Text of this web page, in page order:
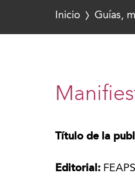
Inicio Guías,
Título de la
Editorial: